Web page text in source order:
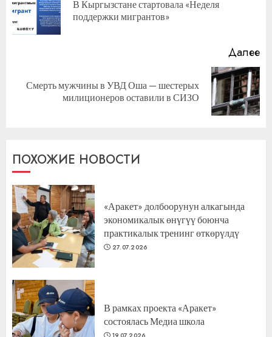
В Кыргызстане стартовала «Неделя
поддержки мигрантов»
Далее
Следующая
Смерть мужчины в УВД Оша — шестерых
милиционеров оставили в СИЗО
ПОХОЖИЕ НОВОСТИ
«Аракет» долбоорунун алкагында
экономикалык өнүгүү боюнча
практикалык тренинг өткөрүлдү
27.07.2026
В рамках проекта «Аракет»
состоялась Медиа школа